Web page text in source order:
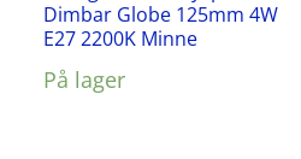
Dimbar Globe 125mm 4W
E27 2200K Minne
På lager